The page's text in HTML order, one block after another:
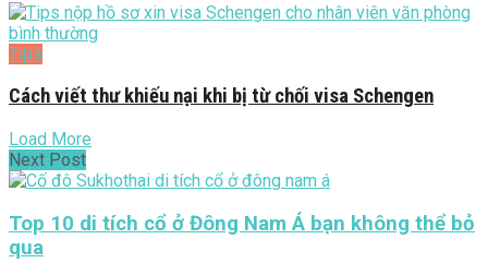
Tips
Cách viết thư khiếu nại khi bị từ chối visa Schengen
Load More
Next Post
Top 10 di tích cổ ở Đông Nam Á bạn không thể bỏ
qua